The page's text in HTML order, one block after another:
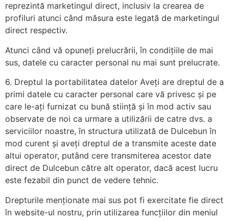
reprezintă marketingul direct, inclusiv la crearea de
profiluri atunci când măsura este legată de marketingul
direct respectiv.
Atunci când vă opuneți prelucrării, în condițiile de mai
sus, datele cu caracter personal nu mai sunt prelucrate.
6. Dreptul la portabilitatea datelor Aveți are dreptul de a
primi datele cu caracter personal care vă privesc și pe
care le-ați furnizat cu bună stiință și în mod activ sau
observate de noi ca urmare a utilizării de catre dvs. a
serviciilor noastre, în structura utilizată de Dulcebun în
mod curent și aveți dreptul de a transmite aceste date
altui operator, putând cere transmiterea acestor date
direct de Dulcebun către alt operator, dacă acest lucru
este fezabil din punct de vedere tehnic.
Drepturile menționate mai sus pot fi exercitate fie direct
în website-ul nostru, prin utilizarea funcțiilor din meniul